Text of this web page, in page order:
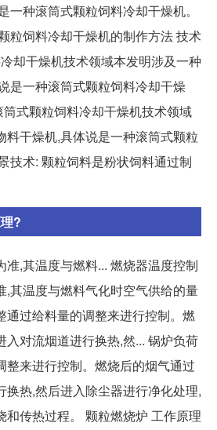
一种滚筒式颗粒饲料冷却干燥机。
粒饲料冷却干燥机的制作方法 技术
却干燥机技术领域本发明涉及一种
是一种滚筒式颗粒饲料冷却干燥
式颗粒饲料冷却干燥机技术领域
料干燥机,具体说是一种滚筒式颗粒
技术: 颗粒饲料是粉状饲料通过制
?
准,其温度与燃料... 燃烧器温度控制
,其温度与燃料气化时空气供给的量
通过给料量的调整来进行控制。燃
入对流烟道进行换热,然... 锅炉负荷
整来进行控制。燃烧后的烟气通过
换热,然后进入除尘器进行净化处理,
和传热过程。 颗粒燃烧炉 工作原理